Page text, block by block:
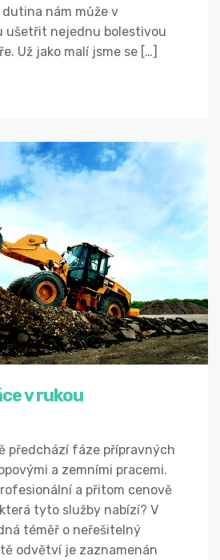
nám může v
ušetřit nejednu bolestivou
Už jako malí jsme se […]
v rukou
předchází fáze přípravných
a zemními pracemi.
a přitom cenově
tyto služby nabízí? V
téměř o neřešitelný
odvětví je zaznamenán